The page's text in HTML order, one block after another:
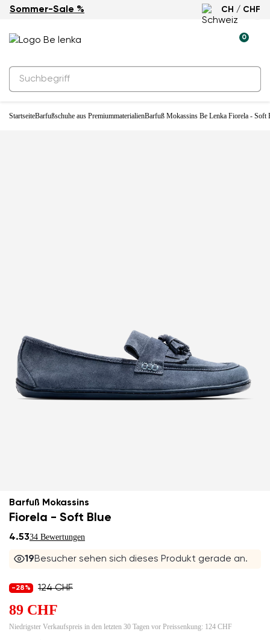
Sommer-Sale % CH / CHF
0
StartseiteBarfußschuhe aus PremiummaterialienBarfuß Mokassins Be Lenka Fiorela - Soft
-28%
Barfuß Mokassins
Fiorela - Soft Blue
4.5334 Bewertungen
20Besucher sehen sich dieses Produkt gerade an.
-28% 124 CHF
89 CHF
Niedrigster Verkaufspreis in den letzten 30 Tagen vor Preissenkung: 124 CHF